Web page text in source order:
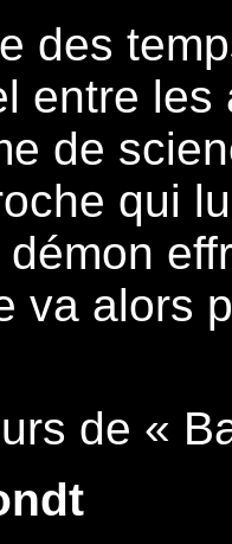
des
entre
de
qui
va alors
de «